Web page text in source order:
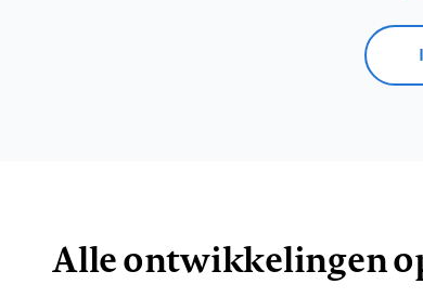
Alle ontwikkelingen